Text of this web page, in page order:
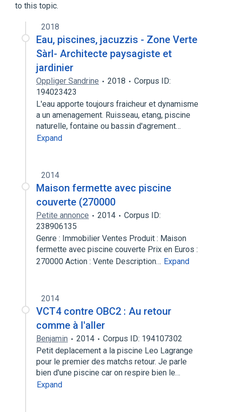
to this topic.
2018
Eau, piscines, jacuzzis - Zone Verte
Sàrl- Architecte paysagiste et
jardinier
Oppliger Sandrine 2018
Corpus ID:
194023423
L'eau apporte toujours fraicheur et dynamisme
a un amenagement. Ruisseau, etang, piscine
naturelle, fontaine ou bassin d'agrement…
Expand
2014
Maison fermette avec piscine
couverte (270000
Petite annonce 2014
Corpus ID:
238906135
Genre : Immobilier Ventes Produit : Maison
fermette avec piscine couverte Prix en Euros :
270000 Action : Vente Description… Expand
2014
VCT4 contre OBC2 : Au retour
comme à l'aller
Benjamin 2014
Corpus ID: 194107302
Petit deplacement a la piscine Leo Lagrange
pour le premier des matchs retour. Je parle
bien d'une piscine car on respire bien le…
Expand